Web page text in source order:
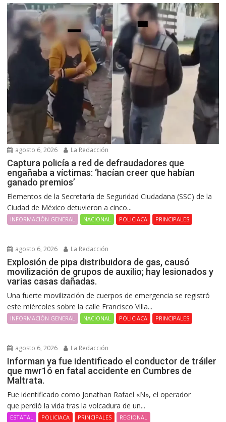
agosto 6, 2026 La Redacción
Captura policía a red de defraudadores que
engañaba a víctimas: ‘hacían creer que habían
ganado premios’
Elementos de la Secretaría de Seguridad Ciudadana (SSC) de la
Ciudad de México detuvieron a cinco...
INFORMACIÓN GENERAL NACIONAL POLICIACA PRINCIPALES
agosto 6, 2026 La Redacción
Explosión de pipa distribuidora de gas, causó
movilización de grupos de auxilio; hay lesionados y
varias casas dañadas.
Una fuerte movilización de cuerpos de emergencia se registró
este miércoles sobre la calle Francisco Villa...
INFORMACIÓN GENERAL NACIONAL POLICIACA PRINCIPALES
agosto 6, 2026 La Redacción
Informan ya fue identificado el conductor de tráiler
que mwr1ó en fatal accidente en Cumbres de
Maltrata.
Fue identificado como Jonathan Rafael «N», el operador
que perdió la vida tras la volcadura de un...
ESTATAL POLICIACA PRINCIPALES REGIONAL